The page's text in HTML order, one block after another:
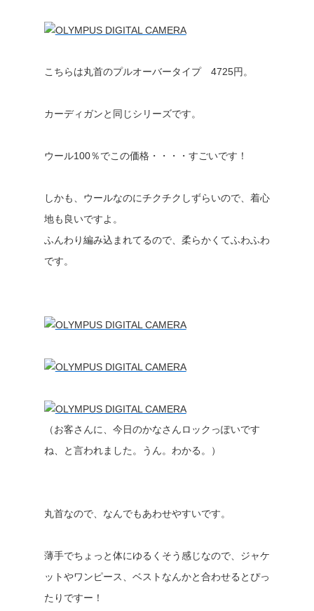
こちらは丸首のプルオーバータイプ 4725円。
カーディガンと同じシリーズです。
ウール100％でこの価格・・・・すごいです！
しかも、ウールなのにチクチクしずらいので、着心
地も良いですよ。
ふんわり編み込まれてるので、柔らかくてふわふわ
です。
（お客さんに、今日のかなさんロックっぽいです
ね、と言われました。うん。わかる。）
丸首なので、なんでもあわせやすいです。
薄手でちょっと体にゆるくそう感じなので、ジャケ
ットやワンピース、ベストなんかと合わせるとぴっ
たりですー！